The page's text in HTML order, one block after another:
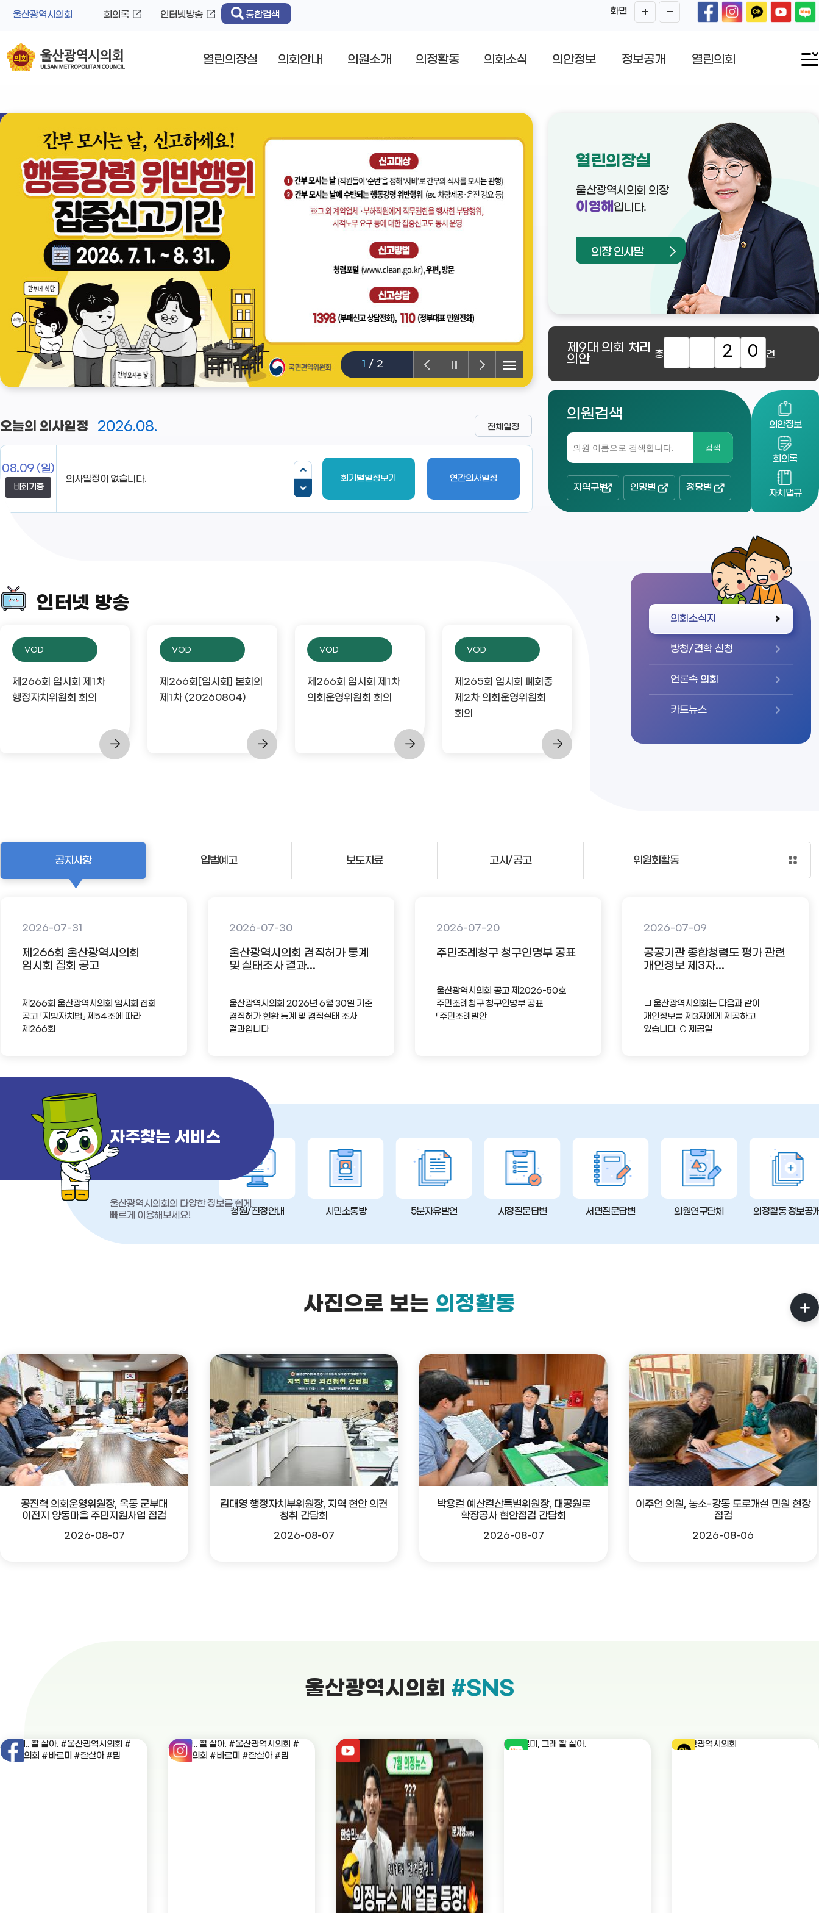
울산광역시의회 회의록 인터넷방송 통합검색 화면
열린의장실 의회안내 의원소개 의정활동 의회소식 의안정보 정보공개 열린의회
2 /2
열린의장실
울산광역시의회 의장
이영해 입니다.
의장 인사말
제9대 의회 처리
의안 총 2 0 건
오늘의 의사일정 2026.08.
08.09 (일)
비회기중
의사일정이 없습니다. 회기별일정보기 연간의사일정
전체일정
의원검색
검색
지역구별 인명별 정당별
의안정보
회의록
자치법규
인터넷 방송
VOD
제266회 임시회 제1차
행정자치위원회 회의
VOD
제266회[임시회] 본회의
제1차 (20260804)
VOD
제266회 임시회 제1차
의회운영위원회 회의
VOD
제265회 임시회 폐회중
제2차 의회운영위원회
회의
의회소식지
방청/견학 신청
언론속 의회
카드뉴스
공지사항
2026-07-31
제266회 울산광역시의회
임시회 집회 공고
제266회 울산광역시의회 임시회 집회
공고 「지방자치법」 제54조에 따라
제266회
2026-07-30
울산광역시의회 겸직허가 통계
및 실태조사 결과...
울산광역시의회 2026년 6월 30일 기준
겸직허가 현황 통계 및 겸직실태 조사
결과입니다
2026-07-20
주민조례청구 청구인명부 공표
울산광역시의회 공고 제2026-50호
주민조례청구 청구인명부 공표
「주민조례발안
2026-07-09
공공기관 종합청렴도 평가 관련
개인정보 제3자...
□ 울산광역시의회는 다음과 같이
개인정보를 제3자에게 제공하고
있습니다. ○ 제공일
입법예고 보도자료 고시/공고 위원회활동
자주찾는 서비스
울산광역시의회의 다양한 정보를 쉽게
빠르게 이용해보세요!
청원/진정안내 시민소통방 5분자유발언 시정질문답변 서면질문답변 의원연구단체 의정활동 정보공
사진으로 보는 의정활동
공진혁 의회운영위원장, 옥동 군부대
이전지 양동마을 주민지원사업 점검
2026-08-07
김대영 행정자치부위원장, 지역 현안 의견
청취 간담회
2026-08-07
박용걸 예산결산특별위원장, 대공원로
확장공사 현안점검 간담회
2026-08-07
이주언 의원, 농소-강동 도로개설 민원 현장
점검
2026-08-06
울산광역시의회 #SNS